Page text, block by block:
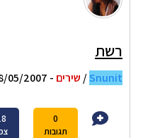
רשת
Snunit
/ שירים - 08/05/2007 21:45
0
תגובות